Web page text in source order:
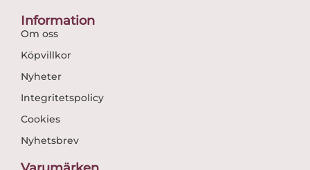
Information
Om oss
Köpvillkor
Nyheter
Integritetspolicy
Cookies
Nyhetsbrev